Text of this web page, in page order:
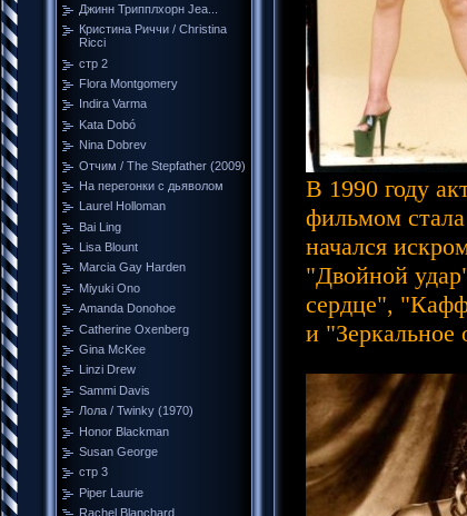
Джинн Трипплхорн Jea...
Кристина Риччи / Christina
Ricci
стр 2
Flora Montgomery
Indira Varma
Kata Dobó
Nina Dobrev
Отчим / The Stepfather (2009)
На перегонки с дьяволом
Laurel Holloman
Bai Ling
Lisa Blount
Marcia Gay Harden
Miyuki Ono
Amanda Donohoe
Catherine Oxenberg
Gina McKee
Linzi Drew
Sammi Davis
Лола / Twinky (1970)
Honor Blackman
Susan George
стр 3
Piper Laurie
Rachel Blanchard
В 1990 году
фильмом
начался
"Двойной
сердце",
и "Зеркальное